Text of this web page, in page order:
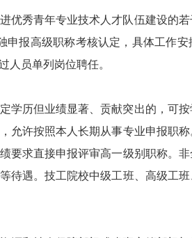
优秀青年专业技术人才队伍建设的
申报高级职称考核认定，具体工作
人员单列岗位聘任。
学历但业绩显著、贡献突出的，可
允许按照本人长期从事专业申报职
要求直接申报评审高一级别职称。
待遇。技工院校中级工班、高级工